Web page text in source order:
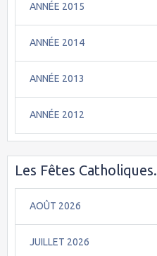
ANNÉE 2015
ANNÉE 2014
ANNÉE 2013
ANNÉE 2012
Les Fêtes Catholiques.
AOÛT 2026
JUILLET 2026